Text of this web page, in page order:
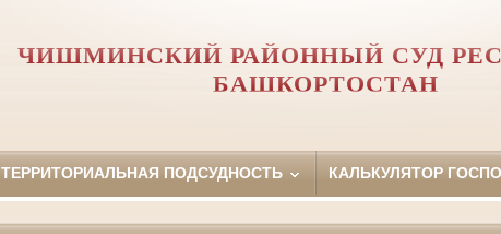
ЧИШМИНСКИЙ РАЙОННЫЙ СУД
БАШКОРТОСТАН
ТЕРРИТОРИАЛЬНАЯ ПОДСУДНОСТЬ КАЛЬКУЛЯТОР